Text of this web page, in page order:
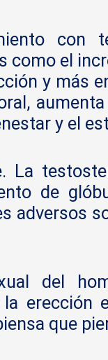
con
como el
y más
y el
La
de
adversos
del
la erección
que